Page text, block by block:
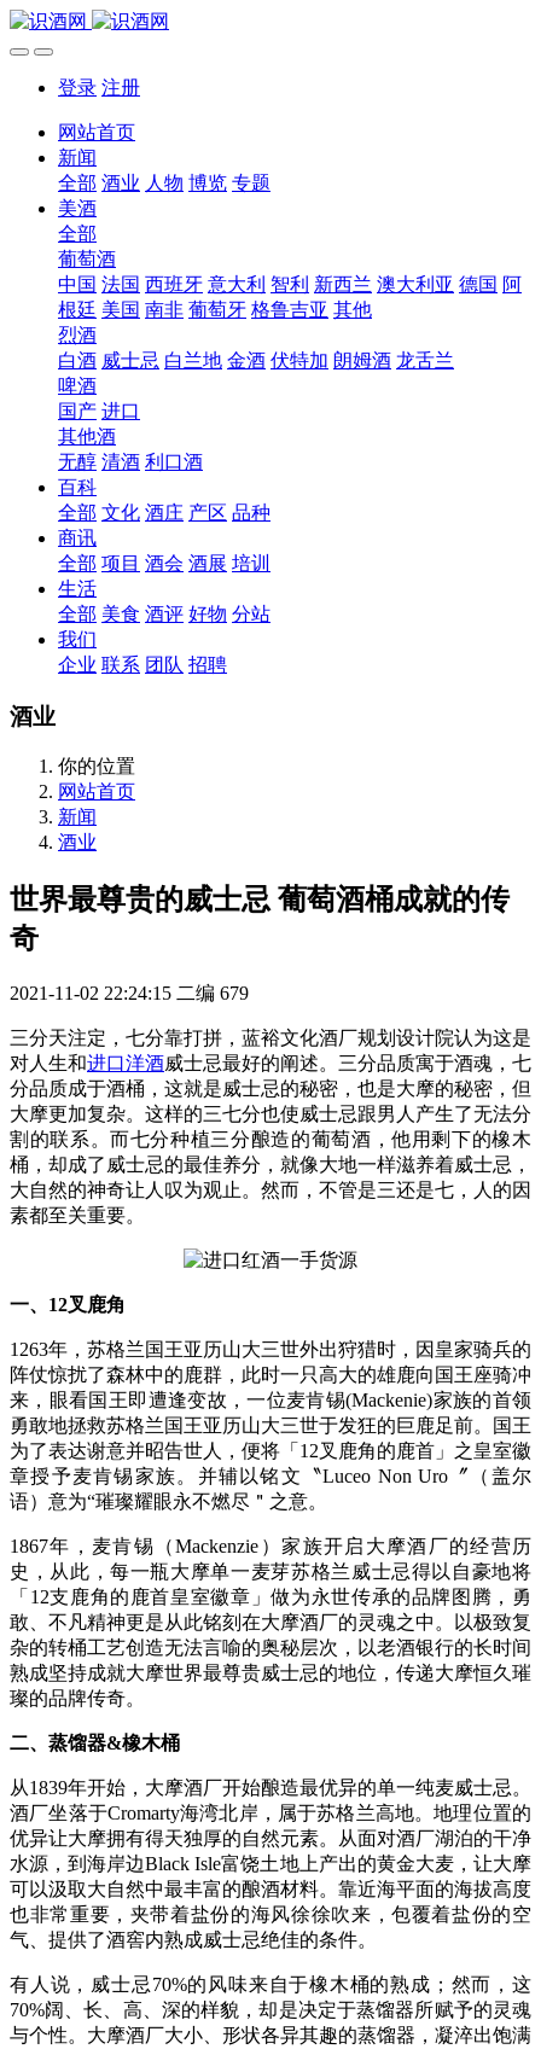
登录 注册
网站首页
新闻
全部 酒业 人物 博览 专题
美酒
全部
葡萄酒
中国 法国 西班牙 意大利 智利 新西兰 澳大利亚 德国 阿
根廷 美国 南非 葡萄牙 格鲁吉亚 其他
烈酒
白酒 威士忌 白兰地 金酒 伏特加 朗姆酒 龙舌兰
啤酒
国产 进口
其他酒
无醇 清酒 利口酒
百科
全部 文化 酒庄 产区 品种
商讯
全部 项目 酒会 酒展 培训
生活
全部 美食 酒评 好物 分站
我们
企业 联系 团队 招聘
酒业
你的位置
网站首页
新闻
酒业
世界最尊贵的威士忌 葡萄酒桶成就的传
奇
2021-11-02 22:24:15 二编 679
三分天注定，七分靠打拼，蓝裕文化酒厂规划设计院认为这是
对人生和进口洋酒威士忌最好的阐述。三分品质寓于酒魂，七
分品质成于酒桶，这就是威士忌的秘密，也是大摩的秘密，但
大摩更加复杂。这样的三七分也使威士忌跟男人产生了无法分
割的联系。而七分种植三分酿造的葡萄酒，他用剩下的橡木
桶，却成了威士忌的最佳养分，就像大地一样滋养着威士忌，
大自然的神奇让人叹为观止。然而，不管是三还是七，人的因
素都至关重要。
一、12叉鹿角
1263年，苏格兰国王亚历山大三世外出狩猎时，因皇家骑兵的
阵仗惊扰了森林中的鹿群，此时一只高大的雄鹿向国王座骑冲
来，眼看国王即遭逢变故，一位麦肯锡(Mackenie)家族的首领
勇敢地拯救苏格兰国王亚历山大三世于发狂的巨鹿足前。国王
为了表达谢意并昭告世人，便将「12叉鹿角的鹿首」之皇室徽
章授予麦肯锡家族。并辅以铭文〝Luceo Non Uro〞（盖尔
语）意为“璀璨耀眼永不燃尽＂之意。
1867年，麦肯锡（Mackenzie）家族开启大摩酒厂的经营历
史，从此，每一瓶大摩单一麦芽苏格兰威士忌得以自豪地将
「12支鹿角的鹿首皇室徽章」做为永世传承的品牌图腾，勇
敢、不凡精神更是从此铭刻在大摩酒厂的灵魂之中。以极致复
杂的转桶工艺创造无法言喻的奥秘层次，以老酒银行的长时间
熟成坚持成就大摩世界最尊贵威士忌的地位，传递大摩恒久璀
璨的品牌传奇。
二、蒸馏器&橡木桶
从1839年开始，大摩酒厂开始酿造最优异的单一纯麦威士忌。
酒厂坐落于Cromarty海湾北岸，属于苏格兰高地。地理位置的
优异让大摩拥有得天独厚的自然元素。从面对酒厂湖泊的干净
水源，到海岸边Black Isle富饶土地上产出的黄金大麦，让大摩
可以汲取大自然中最丰富的酿酒材料。靠近海平面的海拔高度
也非常重要，夹带着盐份的海风徐徐吹来，包覆着盐份的空
气、提供了酒窖内熟成威士忌绝佳的条件。
有人说，威士忌70%的风味来自于橡木桶的熟成；然而，这
70%阔、长、高、深的样貌，却是决定于蒸馏器所赋予的灵魂
与个性。大摩酒厂大小、形状各异其趣的蒸馏器，凝淬出饱满